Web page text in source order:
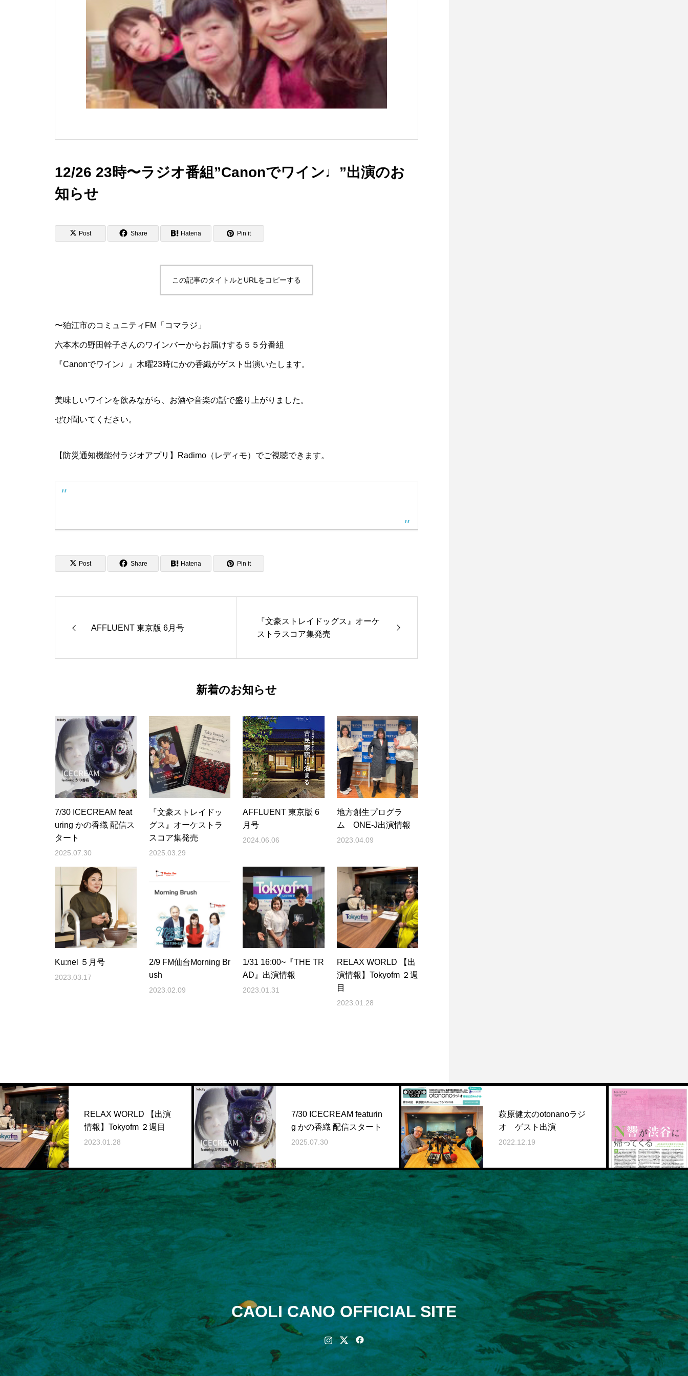
12/26 23時〜ラジオ番組”Canonでワイン♩”出演のお
知らせ
Post Share Hatena Pin it
この記事のタイトルとURLをコピーする
〜狛江市のコミュニティFM「コマラジ」
六本木の野田幹子さんのワインバーからお届けする５５分番組
『Canonでワイン♩』木曜23時にかの香織がゲスト出演いたします。
美味しいワインを飲みながら、お酒や音楽の話で盛り上がりました。
ぜひ聞いてください。
【防災通知機能付ラジオアプリ】Radimo（レディモ）でご視聴できます。
Post Share Hatena Pin it
AFFLUENT 東京版 6月号
『文豪ストレイドッグス』オーケ
ストラスコア集発売
新着のお知らせ
7/30 ICECREAM feat
uring かの香織 配信ス
タート
2025.07.30
『文豪ストレイドッ
グス』オーケストラ
スコア集発売
2025.03.29
AFFLUENT 東京版 6
月号
2024.06.06
地方創生プログラ
ム ONE-J出演情報
2023.04.09
Ku:nel ５月号
2023.03.17
2/9 FM仙台Morning Br
ush
2023.02.09
1/31 16:00~『THE TR
AD』出演情報
2023.01.31
RELAX WORLD 【出
演情報】Tokyofm ２週
目
2023.01.28
RELAX WORLD 【出演
情報】Tokyofm ２週目
2023.01.28
7/30 ICECREAM featurin
g かの香織 配信スタート
2025.07.30
萩原健太のotonanoラジ
オ ゲスト出演
2022.12.19
NHK交響楽団
ーズン広報紙
エッセイ寄稿
谷に帰ってく
2022.07.17
CAOLI CANO OFFICIAL SITE